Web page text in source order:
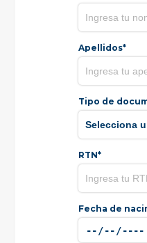
Apellidos*
Tipo de
RTN*
Fecha de